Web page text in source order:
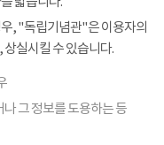
, "독립기념관"은 이용자의
실시킬 수 있습니다.
그 정보를 도용하는 등